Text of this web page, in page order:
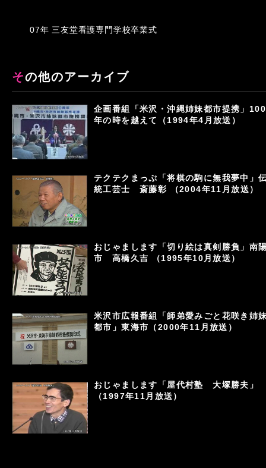
07年 三友堂看護専門学校卒業式
その他のアーカイブ
企画番組「米沢・沖縄姉妹都市提携」100
年の時を越えて（1994年4月放送）
テクテクまっぷ「将棋の駒に無我夢中」
統工芸士 斎藤彰 （2004年11月放送）
おじゃまします「切り絵は真剣勝負」南
市 高橋久吉 （1995年10月放送）
米沢市広報番組「師弟愛みごと花咲き姉
都市」東海市（2000年11月放送）
おじゃまします「屋代村塾 大塚勝夫」
（1997年11月放送）